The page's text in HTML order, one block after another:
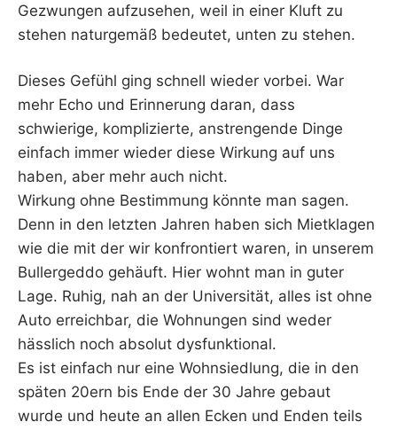
Gezwungen aufzusehen, weil in einer Kluft zu
stehen naturgemäß bedeutet, unten zu stehen.
Dieses Gefühl ging schnell wieder vorbei. War
mehr Echo und Erinnerung daran, dass
schwierige, komplizierte, anstrengende Dinge
einfach immer wieder diese Wirkung auf uns
haben, aber mehr auch nicht.
Wirkung ohne Bestimmung könnte man sagen.
Denn in den letzten Jahren haben sich Mietklagen
wie die mit der wir konfrontiert waren, in unserem
Bullergeddo gehäuft. Hier wohnt man in guter
Lage. Ruhig, nah an der Universität, alles ist ohne
Auto erreichbar, die Wohnungen sind weder
hässlich noch absolut dysfunktional.
Es ist einfach nur eine Wohnsiedlung, die in den
späten 20ern bis Ende der 30 Jahre gebaut
wurde und heute an allen Ecken und Enden teils